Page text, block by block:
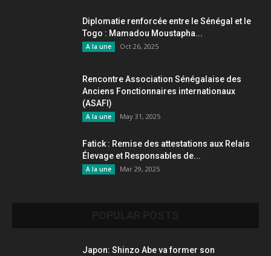
Diplomatie renforcée entre le Sénégal et le
Togo : Mamadou Moustapha...
A la une Oct 26, 2025
Rencontre Association Sénégalaise des
Anciens Fonctionnaires internationaux
(ASAFI)
A la une May 31, 2025
Fatick : Remise des attestations aux Relais
Élevage et Responsables de...
A la une Mar 29, 2025
Japon: Shinzo Abe va former son